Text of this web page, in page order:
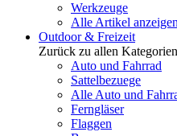
Werkzeuge
Alle Artikel anzeigen
Outdoor & Freizeit
Zurück zu allen Kategorien
Auto und Fahrrad
Sattelbezuege
Alle Auto und
Ferngläser
Flaggen